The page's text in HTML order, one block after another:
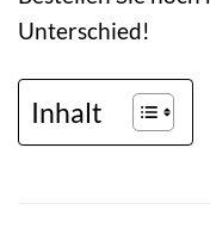
Unterschied!
Inhalt